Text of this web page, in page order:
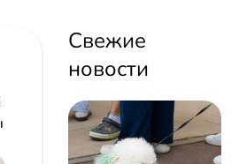
Свежие
новости